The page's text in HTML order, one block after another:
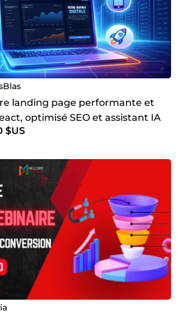
landing page performante et
optimisé SEO et assistant IA
$US